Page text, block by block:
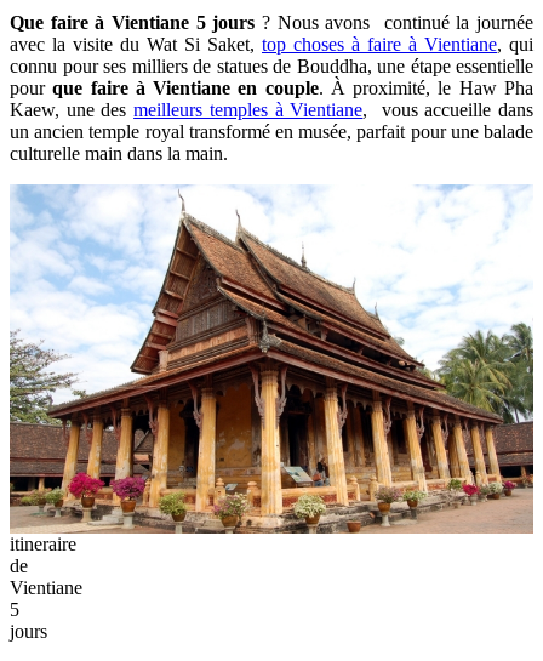
Que faire à Vientiane 5 jours ? Nous avons continué la journée
avec la visite du Wat Si Saket, top choses à faire à Vientiane, qui
connu pour ses milliers de statues de Bouddha, une étape essentielle
pourque faire à Vientiane en couple. À proximité, le Haw Pha
Kaew, une desmeilleurs temples à Vientiane, vous accueille dans
un ancien temple royal transformé en musée, parfait pour une balade
culturelle main dans la main.
itineraire
de
Vientiane
5
jours